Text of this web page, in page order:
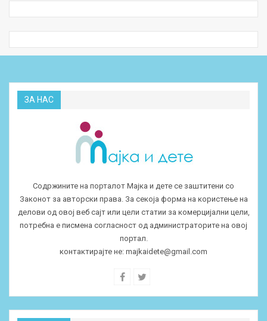
ЗА НАС
Содржините на порталот Мајка и дете се заштитени со
Законот за авторски права. За секоја форма на користење на
делови од овој веб сајт или цели статии за комерцијални цели,
потребна е писмена согласност од администраторите на овој
портал.
контактирајте не: majkaidete@gmail.com